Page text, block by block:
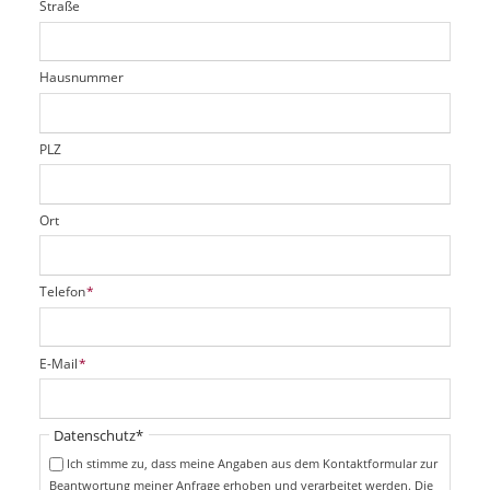
t
r
d
f
e
d
c
t
f
e
d
Straße
Hausnummer
PLZ
Ort
P
f
i
c
t
f
Telefon*
P
f
i
E-Mail*
Pflichtfeld
Datenschutz*
Ich stimme zu, dass meine Angaben aus dem Kontaktformular zur
Beantwortung meiner Anfrage erhoben und verarbeitet werden. Die